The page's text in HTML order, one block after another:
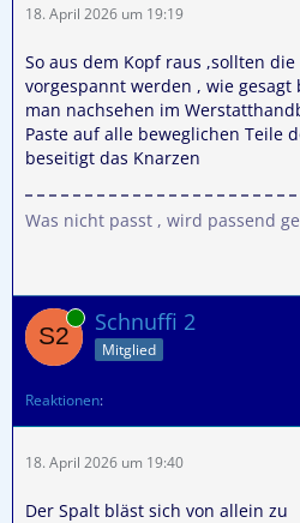
18. April 2026 um 19:19
So aus dem Kopf raus ,sollten die
vorgespannt werden , wie
man nachsehen im
Paste auf alle beweglichen Teile
beseitigt das Knarzen
Was nicht passt , wird passend
Online Schnuffi 2
Mitglied
Reaktionen
18. April 2026 um 19:40
Der Spalt bläst sich von allein zu